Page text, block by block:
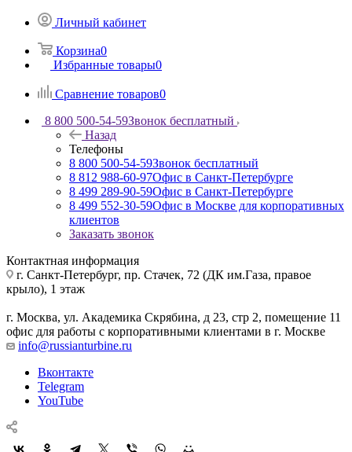
Личный кабинет
Корзина0
Избранные товары0
Сравнение товаров0
8 800 500-54-59Звонок бесплатный
Назад
Телефоны
8 800 500-54-59Звонок бесплатный
8 812 988-60-97Офис в Санкт-Петербурге
8 499 289-90-59Офис в Санкт-Петербурге
8 499 552-30-59Офис в Москве для корпоративных
клиентов
Заказать звонок
Контактная информация
г. Санкт-Петербург, пр. Стачек, 72 (ДК им.Газа, правое
крыло), 1 этаж
г. Москва, ул. Академика Скрябина, д 23, стр 2, помещение 11
офис для работы с корпоративными клиентами в г. Москве
info@russianturbine.ru
Вконтакте
Telegram
YouTube